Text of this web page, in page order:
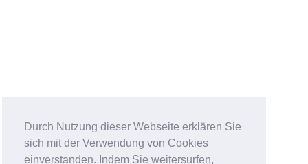
Durch Nutzung dieser Webseite erklären Sie
sich mit der Verwendung von Cookies
einverstanden. Indem Sie weitersurfen,